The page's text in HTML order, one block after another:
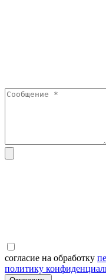
согласие на обработку
политику